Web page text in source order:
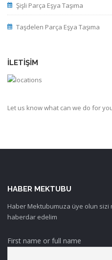
Şişli Parça Eşya Taşıma
Taşdelen Parça Eşya Taşıma
İLETIŞIM
Let us know what can we do for
HABER MEKTUBU
Haber Mektubumuza üye olun sizi
haberdar edelim
First name or full name